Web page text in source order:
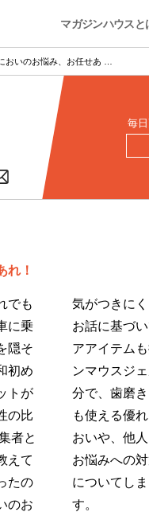
マガジンハウスと
おいのお悩み、お任せあ …
毎
れ！
でも
に乗
隠そ
初め
トが
の比
者と
えて
たの
のお
気がつきに
お話に基づ
アアイテム
ンマウスジ
分で、歯磨
も使える優
おいや、他
お悩みへの
についてし
す。